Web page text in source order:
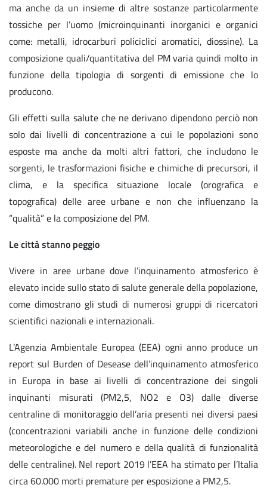
ma anche da un insieme di altre sostanze particolarmente
tossiche per l’uomo (microinquinanti inorganici e organici
come: metalli, idrocarburi policiclici aromatici, diossine). La
composizione quali/quantitativa del PM varia quindi molto in
funzione della tipologia di sorgenti di emissione che lo
producono.
Gli effetti sulla salute che ne derivano dipendono perciò non
solo dai livelli di concentrazione a cui le popolazioni sono
esposte ma anche da molti altri fattori, che includono le
sorgenti, le trasformazioni fisiche e chimiche di precursori, il
clima, e la specifica situazione locale (orografica e
topografica) delle aree urbane e non che influenzano la
“qualità” e la composizione del PM.
Le città stanno peggio
Vivere in aree urbane dove l’inquinamento atmosferico è
elevato incide sullo stato di salute generale della popolazione,
come dimostrano gli studi di numerosi gruppi di ricercatori
scientifici nazionali e internazionali.
L’Agenzia Ambientale Europea (EEA) ogni anno produce un
report sul Burden of Desease dell’inquinamento atmosferico
in Europa in base ai livelli di concentrazione dei singoli
inquinanti misurati (PM2,5, NO2 e O3) dalle diverse
centraline di monitoraggio dell’aria presenti nei diversi paesi
(concentrazioni variabili anche in funzione delle condizioni
meteorologiche e del numero e della qualità di funzionalità
delle centraline). Nel report 2019 l’EEA ha stimato per l’Italia
circa 60.000 morti premature per esposizione a PM2,5.